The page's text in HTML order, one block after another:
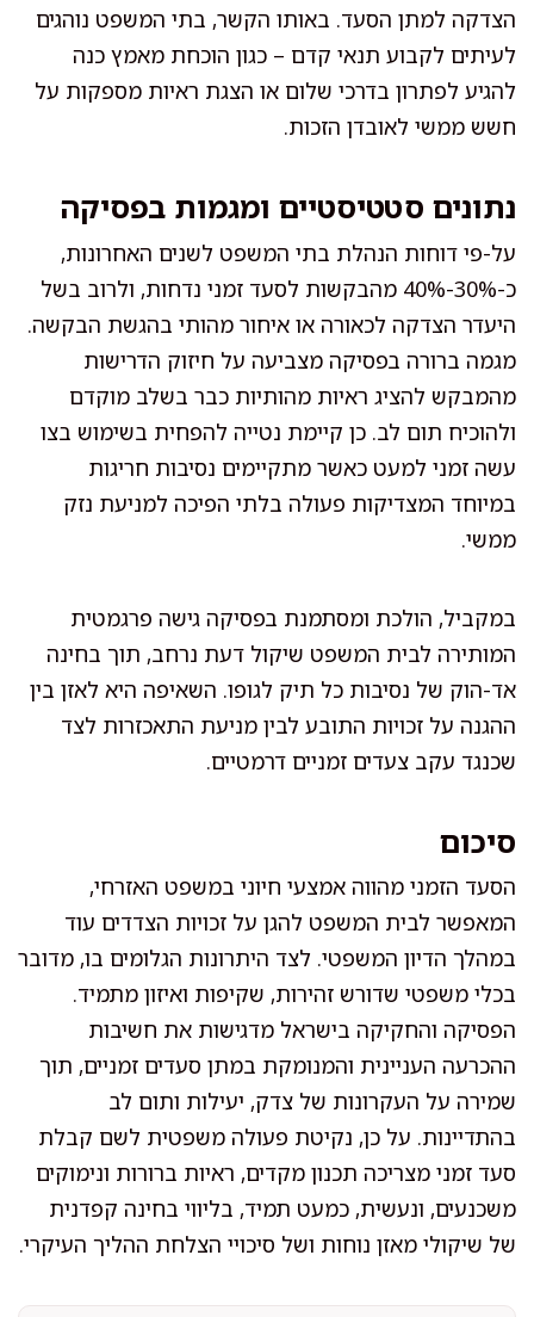
הצדקה למתן הסעד. באותו הקשר, בתי המשפט נוהגים
לעיתים לקבוע תנאי קדם – כגון הוכחת מאמץ כנה
להגיע לפתרון בדרכי שלום או הצגת ראיות מספקות על
חשש ממשי לאובדן הזכות.
נתונים סטטיסטיים ומגמות בפסיקה
על-פי דוחות הנהלת בתי המשפט לשנים האחרונות,
כ-30%-40% מהבקשות לסעד זמני נדחות, ולרוב בשל
היעדר הצדקה לכאורה או איחור מהותי בהגשת הבקשה.
מגמה ברורה בפסיקה מצביעה על חיזוק הדרישות
מהמבקש להציג ראיות מהותיות כבר בשלב מוקדם
ולהוכיח תום לב. כן קיימת נטייה להפחית בשימוש בצו
עשה זמני למעט כאשר מתקיימים נסיבות חריגות
במיוחד המצדיקות פעולה בלתי הפיכה למניעת נזק
ממשי.
במקביל, הולכת ומסתמנת בפסיקה גישה פרגמטית
המותירה לבית המשפט שיקול דעת נרחב, תוך בחינה
אד-הוק של נסיבות כל תיק לגופו. השאיפה היא לאזן בין
ההגנה על זכויות התובע לבין מניעת התאכזרות לצד
שכנגד עקב צעדים זמניים דרמטיים.
סיכום
הסעד הזמני מהווה אמצעי חיוני במשפט האזרחי,
המאפשר לבית המשפט להגן על זכויות הצדדים עוד
במהלך הדיון המשפטי. לצד היתרונות הגלומים בו, מדובר
בכלי משפטי שדורש זהירות, שקיפות ואיזון מתמיד.
הפסיקה והחקיקה בישראל מדגישות את חשיבות
ההכרעה העניינית והמנומקת במתן סעדים זמניים, תוך
שמירה על העקרונות של צדק, יעילות ותום לב
בהתדיינות. על כן, נקיטת פעולה משפטית לשם קבלת
סעד זמני מצריכה תכנון מקדים, ראיות ברורות ונימוקים
משכנעים, ונעשית, כמעט תמיד, בליווי בחינה קפדנית
של שיקולי מאזן נוחות ושל סיכויי הצלחת ההליך העיקרי.